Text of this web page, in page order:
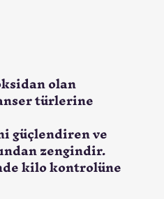
olan
türlerine
güçlendiren ve
zengindir.
kilo kontrolüne